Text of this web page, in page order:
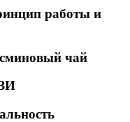
работы и
чай